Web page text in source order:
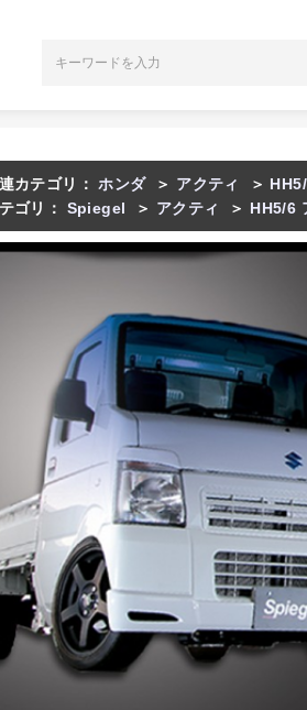
カテゴリ： ホンダ ＞ アクティ ＞
ゴリ：
Spiegel ＞ アクティ ＞ HH5/6